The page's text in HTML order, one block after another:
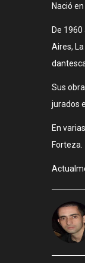
Nació
De
Aires,
Sus
jurados
En
Forteza.